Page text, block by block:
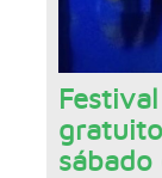
sábado